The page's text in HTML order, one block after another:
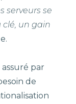
serveurs se
clé, un gain
assuré par
de